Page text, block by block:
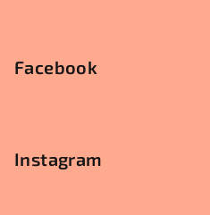
Facebook
Instagram